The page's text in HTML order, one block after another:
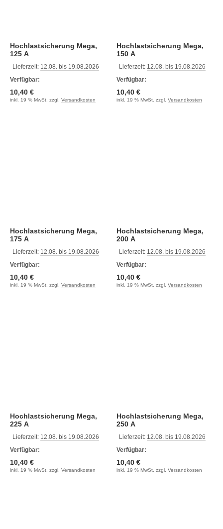
Hochlastsicherung Mega,
125 A
Lieferzeit: 12.08. bis 19.08.2026
Verfügbar:
10,40 €
inkl. 19 % MwSt. zzgl. Versandkosten
Hochlastsicherung Mega,
150 A
Lieferzeit: 12.08. bis 19.08.2026
Verfügbar:
10,40 €
inkl. 19 % MwSt. zzgl. Versandkosten
Hochlastsicherung Mega,
175 A
Lieferzeit: 12.08. bis 19.08.2026
Verfügbar:
10,40 €
inkl. 19 % MwSt. zzgl. Versandkosten
Hochlastsicherung Mega,
200 A
Lieferzeit: 12.08. bis 19.08.2026
Verfügbar:
10,40 €
inkl. 19 % MwSt. zzgl. Versandkosten
Hochlastsicherung Mega,
225 A
Lieferzeit: 12.08. bis 19.08.2026
Verfügbar:
10,40 €
inkl. 19 % MwSt. zzgl. Versandkosten
Hochlastsicherung Mega,
250 A
Lieferzeit: 12.08. bis 19.08.2026
Verfügbar:
10,40 €
inkl. 19 % MwSt. zzgl. Versandkosten